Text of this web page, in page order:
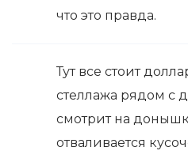
что это прав­да.
Тут все стоит
стеллажа рядом с
смотрит на
отваливается